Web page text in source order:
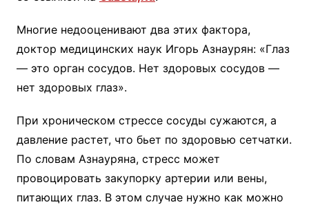
Многие недооценивают два этих фактора,
доктор медицинских наук Игорь Азнаурян: «Глаз
— это орган сосудов. Нет здоровых сосудов —
нет здоровых глаз».
При хроническом стрессе сосуды сужаются, а
давление растет, что бьет по здоровью сетчатки.
По словам Азнауряна, стресс может
провоцировать закупорку артерии или вены,
питающих глаз. В этом случае нужно как можно